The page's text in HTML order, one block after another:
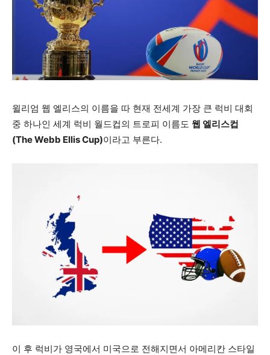
윌리엄 웹 엘리스의 이름을 따 현재 전세계 가장 큰 럭비 대회
중 하나인 세계 럭비 월드컵의 트로피 이름도 웹 엘리스컵
(The Webb Ellis Cup)이라고 부른다.
이 후 럭비가 영국에서 미국으로 전해지면서 아메리칸 스타일